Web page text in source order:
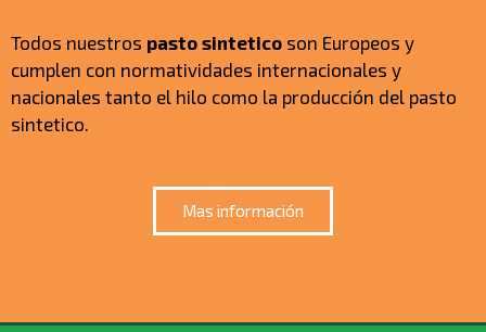
Todos nuestros pasto sintetico son Europeos y
cumplen con normatividades internacionales y
nacionales tanto el hilo como la producción del pasto
sintetico.
Mas información